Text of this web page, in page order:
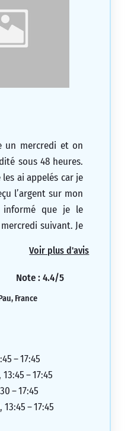
un mercredi et on
sous 48 heures.
ai appelés car je
l’argent sur mon
que je le
suivant. Je
avec d’autres
Voir plus d'avis
Note : 4.4/5
France
– 17:45
– 17:45
– 17:45
– 17:45